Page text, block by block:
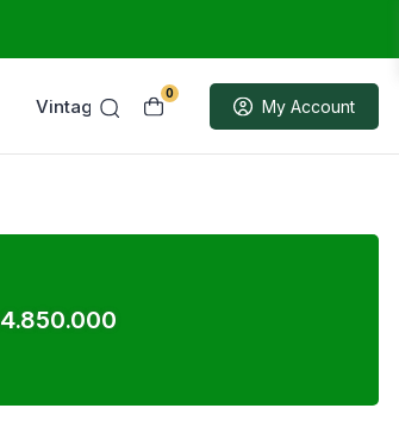
0
My Account
Vintage Sample
4.850.000